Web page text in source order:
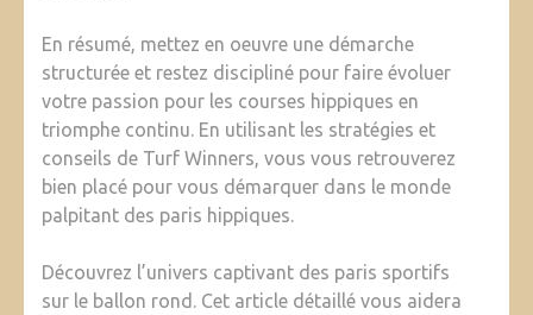
En résumé, mettez en oeuvre une démarche
structurée et restez discipliné pour faire évoluer
votre passion pour les courses hippiques en
triomphe continu. En utilisant les stratégies et
conseils de Turf Winners, vous vous retrouverez
bien placé pour vous démarquer dans le monde
palpitant des paris hippiques.
Découvrez l’univers captivant des paris sportifs
sur le ballon rond. Cet article détaillé vous aidera